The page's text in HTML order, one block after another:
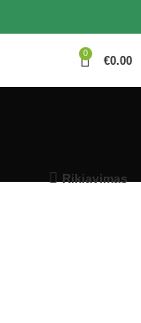
0
€0.00
Rikiavimas